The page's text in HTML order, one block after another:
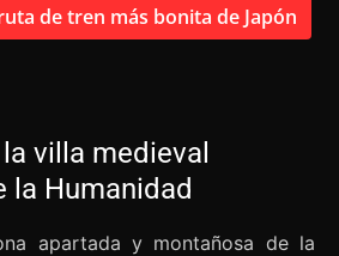
de tren más bonita de Japón
villa medieval
la Humanidad
apartada y montañosa de la